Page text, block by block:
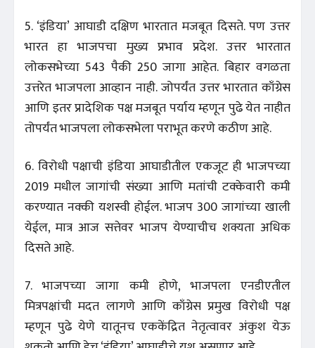
5. ‘इंडिया’ आघाडी दक्षिण भारतात मजबूत दिसते. पण उत्तर
भारत हा भाजपचा मुख्य प्रभाव प्रदेश. उत्तर भारतात
लोकसभेच्या 543 पैकी 250 जागा आहेत. बिहार वगळता
उत्तरेत भाजपला आव्हान नाही. जोपर्यंत उत्तर भारतात काँग्रेस
आणि इतर प्रादेशिक पक्ष मजबूत पर्याय म्हणून पुढे येत नाहीत
तोपर्यंत भाजपला लोकसभेला पराभूत करणे कठीण आहे.
6. विरोधी पक्षाची इंडिया आघाडीतील एकजूट ही भाजपच्या
2019 मधील जागांची संख्या आणि मतांची टक्केवारी कमी
करण्यात नक्की यशस्वी होईल. भाजप 300 जागांच्या खाली
येईल, मात्र आज सत्तेवर भाजप येण्याचीच शक्यता अधिक
दिसते आहे.
7. भाजपच्या जागा कमी होणे, भाजपला एनडीएतील
मित्रपक्षांची मदत लागणे आणि काँग्रेस प्रमुख विरोधी पक्ष
म्हणून पुढे येणे यातूनच एककेंद्रित नेतृत्वावर अंकुश येऊ